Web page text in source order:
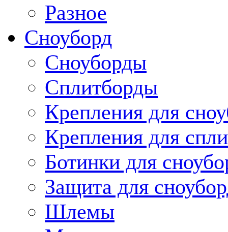
Разное
Сноуборд
Сноуборды
Сплитборды
Крепления для
Крепления для
Ботинки для
Защита для
Шлемы